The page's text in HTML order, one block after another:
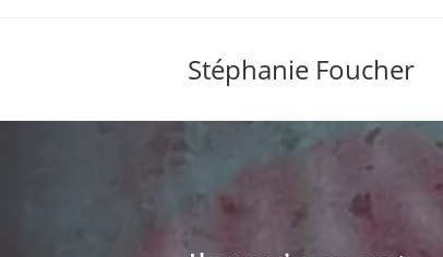
Stéphanie Foucher